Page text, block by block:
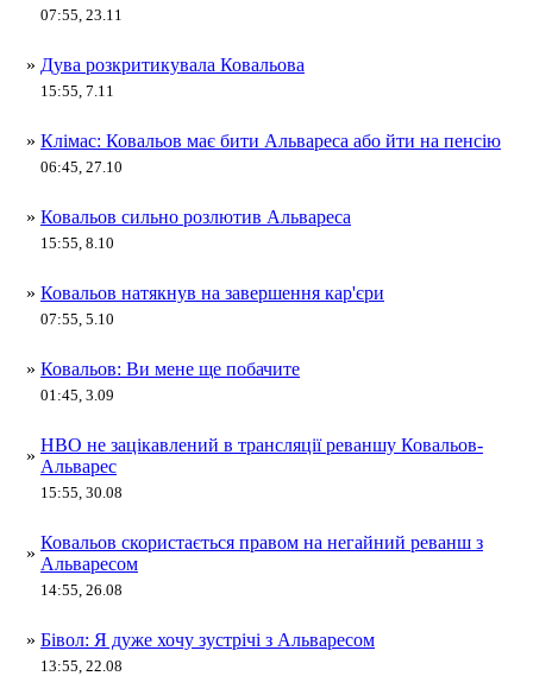
07:55, 23.11
» Дува розкритикувала Ковальова
15:55, 7.11
» Клімас: Ковальов має бити Альвареса або йти на пенсію
06:45, 27.10
» Ковальов сильно розлютив Альвареса
15:55, 8.10
» Ковальов натякнув на завершення кар'єри
07:55, 5.10
» Ковальов: Ви мене ще побачите
01:45, 3.09
»
НВО не зацікавлений в трансляції реваншу Ковальов-
Альварес
15:55, 30.08
»
Ковальов скористається правом на негайний реванш з
Альваресом
14:55, 26.08
» Бівол: Я дуже хочу зустрічі з Альваресом
13:55, 22.08